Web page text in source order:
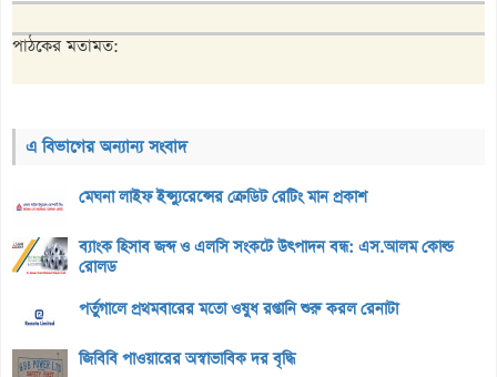
পাঠকের মতামত:
এ বিভাগের অন্যান্য সংবাদ
মেঘনা লাইফ ইন্স্যুরেন্সের ক্রেডিট রেটিং মান প্রকাশ
ব্যাংক হিসাব জব্দ ও এলসি সংকটে উৎপাদন বন্ধ: এস.আলম কোল্ড
রোলড
পর্তুগালে প্রথমবারের মতো ওষুধ রপ্তানি শুরু করল রেনাটা
জিবিবি পাওয়ারের অস্বাভাবিক দর বৃদ্ধি